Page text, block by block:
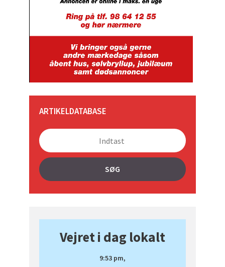
ARTIKELDATABASE
SØG
Vejret i dag lokalt
9:53 pm,